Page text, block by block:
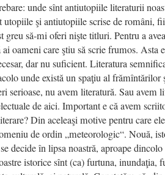
unde sînt antiutopiile literaturii
utopiile şi antiutopiile scrise de români,
greu să-mi oferi nişte titluri. Pentru a
oameni care ştiu să scrie frumos. Asta
dar nu suficient. Literatura
unde există un spaţiu al frămîntărilor
serioase, nu avem literatură. Sau avem
de aici. Important e că avem
Din aceleaşi motive pentru care
de ordin „meteorologic“. Nouă,
decide în lipsa noastră, aproape
istorice sînt (ca) furtuna, inundaţia,